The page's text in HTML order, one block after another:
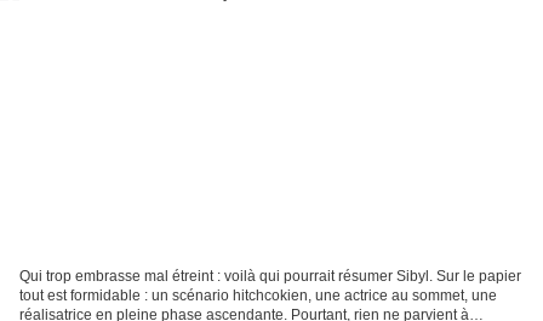
Qui trop embrasse mal étreint : voilà qui pourrait résumer Sibyl. Sur le papier
tout est formidable : un scénario hitchcokien, une actrice au sommet, une
réalisatrice en pleine phase ascendante. Pourtant, rien ne parvient à